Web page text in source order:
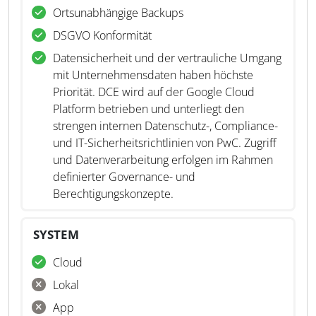
Ortsunabhängige Backups
DSGVO Konformität
Datensicherheit und der vertrauliche Umgang
mit Unternehmensdaten haben höchste
Priorität. DCE wird auf der Google Cloud
Platform betrieben und unterliegt den
strengen internen Datenschutz-, Compliance-
und IT-Sicherheitsrichtlinien von PwC. Zugriff
und Datenverarbeitung erfolgen im Rahmen
definierter Governance- und
Berechtigungskonzepte.
SYSTEM
Cloud
Lokal
App